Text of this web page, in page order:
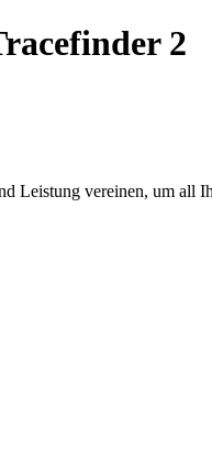
2
Leistung vereinen, um all